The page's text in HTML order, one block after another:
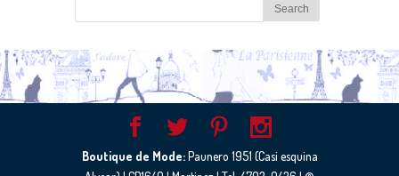
Boutique de Mode:Paunero 1951 (Casi esquina